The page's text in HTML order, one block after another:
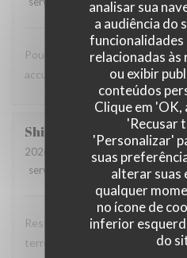
analisar sua
a audiência do
funcionalidades
relacionadas às
ou exibir
conteúdos
Clique em 'OK,
'Recusar
'Personalizar'
suas
alterar suas
qualquer
no ícone de
inferior
do
Pour une première cadre super
accueil bonne continuation
Shirley
2026-08-06
- 13:00 - guests 3
service
ambience:5/5 menu
Restaurant au cadre très
terroir. Nous reviendrons